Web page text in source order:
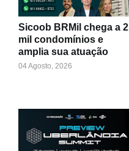
Sicoob BRMil chega a 2
mil condomínios e
amplia sua atuação
04 Agosto, 2026